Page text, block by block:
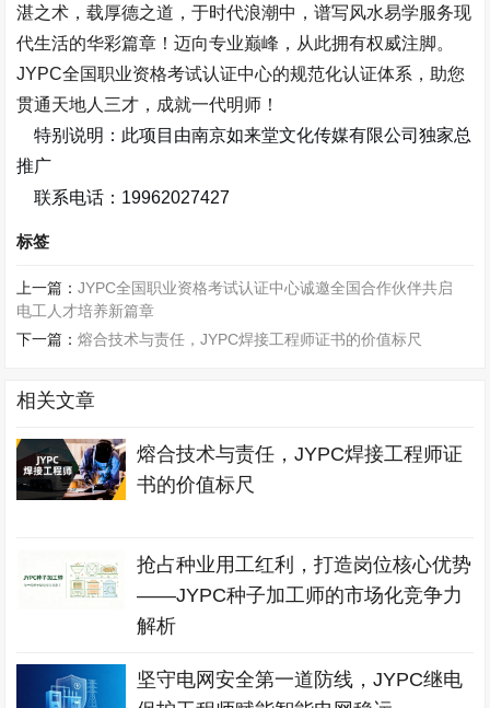
湛之术，载厚德之道，于时代浪潮中，谱写风水易学服务现
代生活的华彩篇章！迈向专业巅峰，从此拥有权威注脚。
JYPC全国职业资格考试认证中心的规范化认证体系，助您
贯通天地人三才，成就一代明师！
特别说明：此项目由南京如来堂文化传媒有限公司独家总
推广
联系电话： 19962027427
标签
上一篇：JYPC全国职业资格考试认证中心诚邀全国合作伙伴共启
电工人才培养新篇章
下一篇：熔合技术与责任，JYPC焊接工程师证书的价值标尺
相关文章
熔合技术与责任，JYPC焊接工程师证
书的价值标尺
抢占种业用工红利，打造岗位核心优势
——JYPC种子加工师的市场化竞争力
解析
坚守电网安全第一道防线，JYPC继电